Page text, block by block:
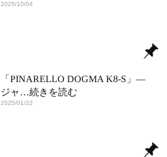
2025/10/04
「PINARELLO DOGMA K8-S」―
ジャ …続きを読む
2025/01/22